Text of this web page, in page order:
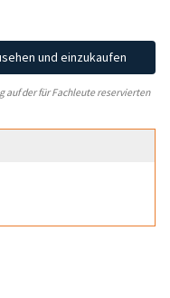
und einzukaufen
auf der für Fachleute reservierten